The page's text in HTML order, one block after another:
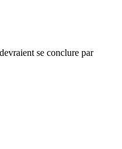
se conclure par